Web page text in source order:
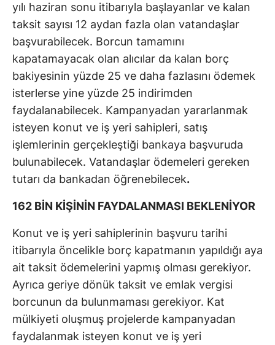
yılı haziran sonu itibarıyla başlayanlar ve kalan
taksit sayısı 12 aydan fazla olan vatandaşlar
başvurabilecek. Borcun tamamını
kapatamayacak olan alıcılar da kalan borç
bakiyesinin yüzde 25 ve daha fazlasını ödemek
isterlerse yine yüzde 25 indirimden
faydalanabilecek. Kampanyadan yararlanmak
isteyen konut ve iş yeri sahipleri, satış
işlemlerinin gerçekleştiği bankaya başvuruda
bulunabilecek. Vatandaşlar ödemeleri gereken
tutarı da bankadan öğrenebilecek.
162 BİN KİŞİNİN FAYDALANMASI BEKLENİYOR
Konut ve iş yeri sahiplerinin başvuru tarihi
itibarıyla öncelikle borç kapatmanın yapıldığı aya
ait taksit ödemelerini yapmış olması gerekiyor.
Ayrıca geriye dönük taksit ve emlak vergisi
borcunun da bulunmaması gerekiyor. Kat
mülkiyeti oluşmuş projelerde kampanyadan
faydalanmak isteyen konut ve iş yeri